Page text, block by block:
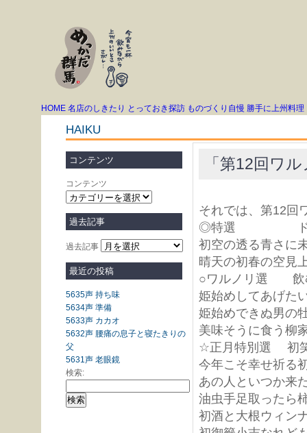
HOME 名店のしきたり とっておき探訪 ものづくり自慢 勝手に上州料理
HAIKU
コンテンツ
コンテンツ
過去記事
過去記事
最近の投稿
5635声 持ち味
5634声 準備
5633声 カカオ
5632声 腰痛の息子と寝たきりの
父
5631声 老眼鏡
検索:
「第12回ワ
それでは、第12回
◎特選 ドーナ
初空の透る青
晴天の初春の
○ワルノリ選
姫始めしてあげ
姫始めでき
美味そうに食う
☆正月特別選
今年こそ
あの人とい
油虫手足取
初酒と大根ウィ